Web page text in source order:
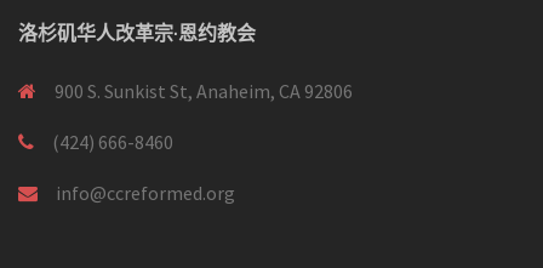
洛杉矶华人改革宗·恩约教会
900 S. Sunkist St, Anaheim, CA 92806
(424) 666-8460
info@ccreformed.org